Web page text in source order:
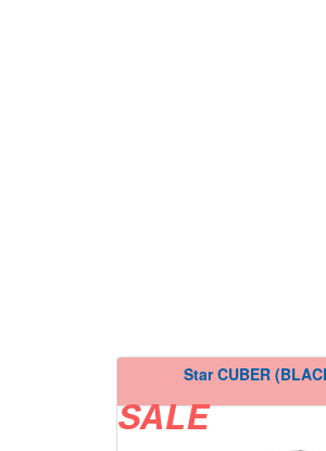
Star CUBER
SALE